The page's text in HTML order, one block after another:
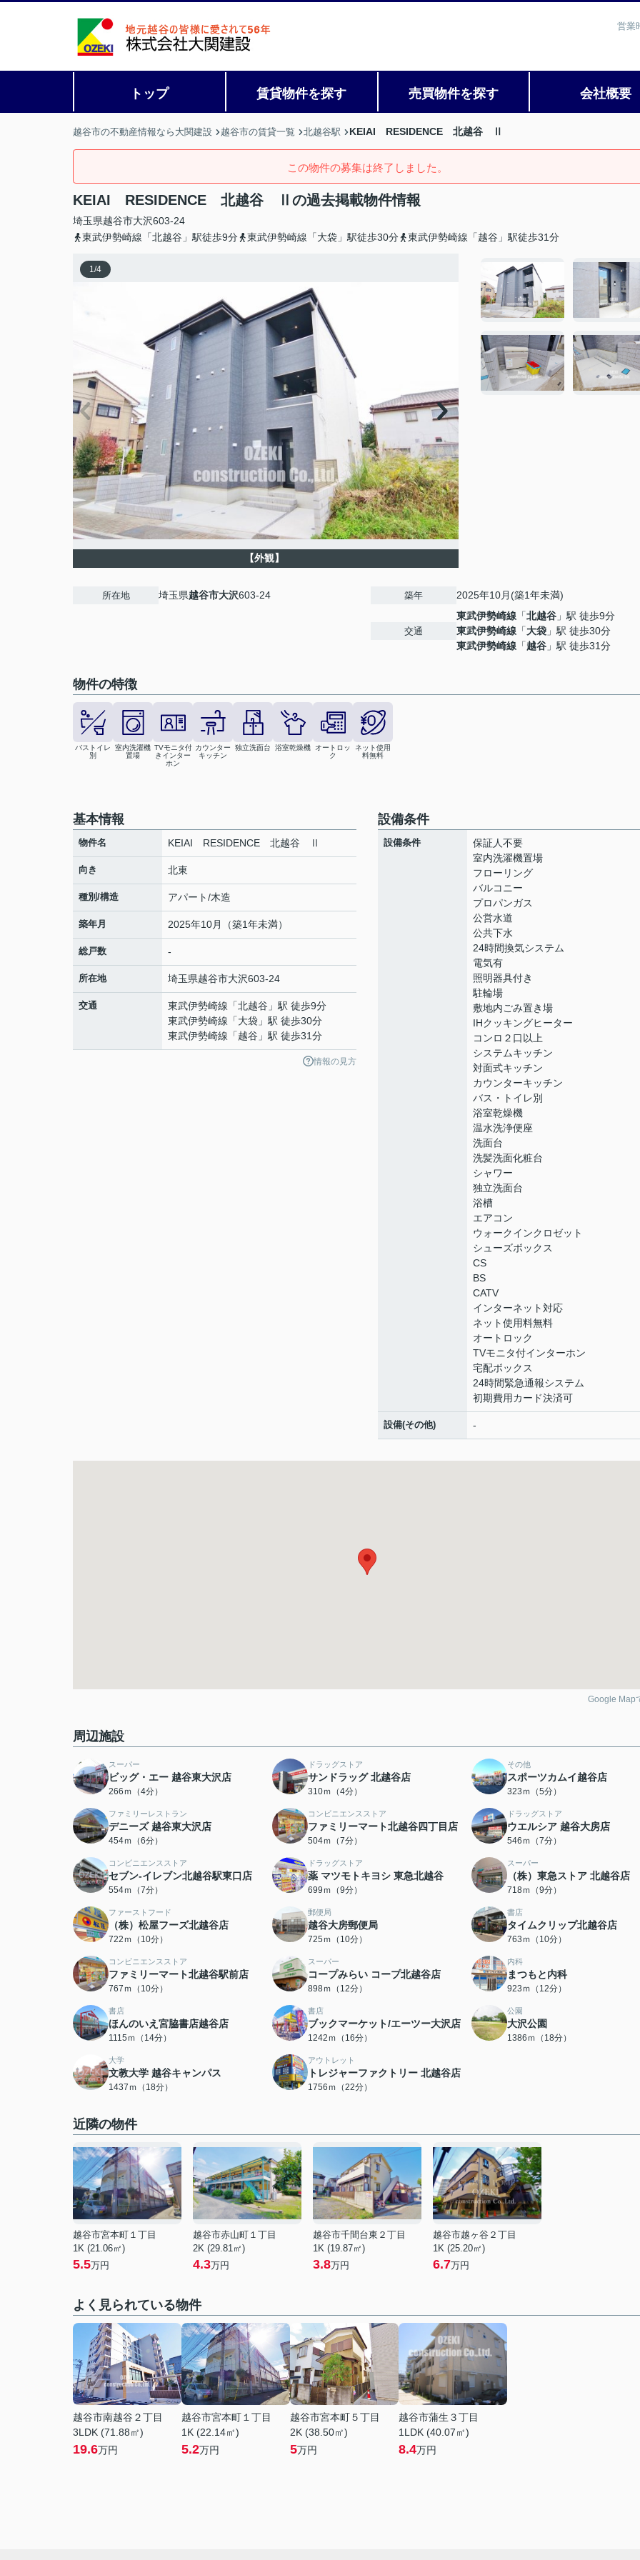
営業
トップ 賃貸物件を探す 売買物件を探す 会社概要
越谷市の不動産情報なら大関建設 越谷市の賃貸一覧 北越谷駅 KEIAI RESIDENCE 北越谷 Ⅱ
この物件の募集は終了しました。
KEIAI RESIDENCE 北越谷 Ⅱの過去掲載物件情報
埼玉県越谷市大沢603-24
東武伊勢崎線「北越谷」駅徒歩9分
東武伊勢崎線「大袋」駅徒歩30分 東武伊勢崎線「越谷」駅徒歩31分
1/4
【外観】
所在地 埼玉県越谷市大沢603-24 築年 2025年10月(築1年未満)
交通
東武伊勢崎線 「北越谷 」駅 徒歩9分
東武伊勢崎線 「大袋 」駅 徒歩30分
東武伊勢崎線 「越谷 」駅 徒歩31分
物件の特徴
バストイレ
別
室内洗濯機
置場
TVモニタ付
きインター
ホン
カウンター
キッチン
独立洗面台 浴室乾燥機
オートロッ
ク
ネット使用
料無料
基本情報
物件名 KEIAI RESIDENCE 北越谷 Ⅱ
向き 北東
種別/構造 アパート/木造
築年月 2025年10月（築1年未満）
総戸数 -
所在地 埼玉県越谷市大沢603-24
交通 東武伊勢崎線 「北越谷 」駅 徒歩9分
東武伊勢崎線 「大袋 」駅 徒歩30分
東武伊勢崎線 「越谷 」駅 徒歩31分
情報の見方
設備条件
設備条件
保証人不要
室内洗濯機置場
フローリング
バルコニー
プロパンガス
公営水道
公共下水
24時間換気システム
電気有
照明器具付き
駐輪場
敷地内ごみ置き場
IHクッキングヒーター
コンロ２口以上
システムキッチン
対面式キッチン
カウンターキッチン
バス・トイレ別
浴室乾燥機
温水洗浄便座
洗面台
洗髪洗面化粧台
シャワー
独立洗面台
浴槽
エアコン
ウォークインクロゼット
シューズボックス
CS
BS
CATV
インターネット対応
ネット使用料無料
オートロック
TVモニタ付インターホン
宅配ボックス
24時間緊急通報システム
初期費用カード決済可
設備(その他) -
Google Map
周辺施設
スーパー
ビッグ・エー 越谷東大沢店
266ｍ（4分）
ドラッグストア
サンドラッグ 北越谷店
310ｍ（4分）
その他
スポーツカムイ越谷店
323ｍ（5分）
ファミリーレストラン
デニーズ 越谷東大沢店
454ｍ（6分）
コンビニエンスストア
ファミリーマート北越谷四丁目店
504ｍ（7分）
ドラッグストア
ウエルシア 越谷大房店
546ｍ（7分）
コンビニエンスストア
セブン-イレブン北越谷駅東口店
554ｍ（7分）
ドラッグストア
薬 マツモトキヨシ 東急北越谷
699ｍ（9分）
スーパー
（株）東急ストア 北越谷店
718ｍ（9分）
ファーストフード
（株）松屋フーズ北越谷店
722ｍ（10分）
郵便局
越谷大房郵便局
725ｍ（10分）
書店
タイムクリップ北越谷店
763ｍ（10分）
コンビニエンスストア
ファミリーマート北越谷駅前店
767ｍ（10分）
スーパー
コープみらい コープ北越谷店
898ｍ（12分）
内科
まつもと内科
923ｍ（12分）
書店
ほんのいえ宮脇書店越谷店
1115ｍ（14分）
書店
ブックマーケット/エーツー大沢店
1242ｍ（16分）
公園
大沢公園
1386ｍ（18分）
大学
文教大学 越谷キャンパス
1437ｍ（18分）
アウトレット
トレジャーファクトリー 北越谷店
1756ｍ（22分）
近隣の物件
越谷市宮本町１丁目
1K (21.06㎡)
5.5万円
越谷市赤山町１丁目
2K (29.81㎡)
4.3万円
越谷市千間台東２丁目
1K (19.87㎡)
3.8万円
越谷市越ヶ谷２丁目
1K (25.20㎡)
6.7万円
よく見られている物件
越谷市南越谷２丁目
3LDK (71.88㎡)
19.6万円
越谷市宮本町１丁目
1K (22.14㎡)
5.2万円
越谷市宮本町５丁目
2K (38.50㎡)
5万円
越谷市蒲生３丁目
1LDK (40.07㎡)
8.4万円